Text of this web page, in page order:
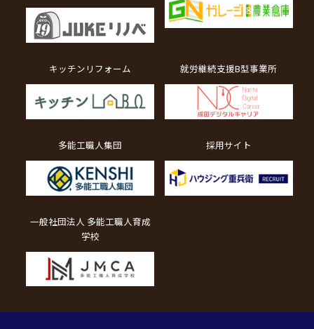
キッチンリフォーム 就労継続支援B型事業所
多能工職人集団 採用サイト
一般社団法人 多能工職人育成
学校